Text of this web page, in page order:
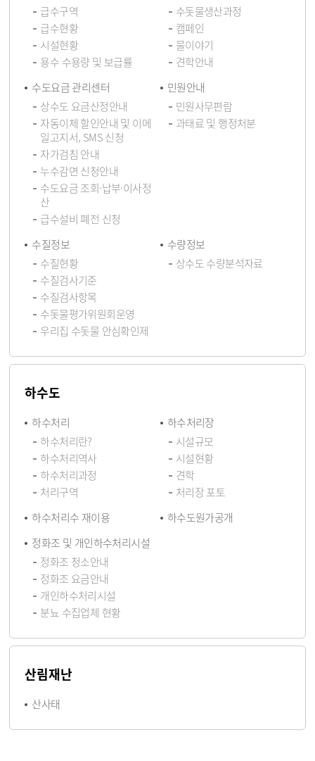
급수구역
급수현황
시설현황
용수 수용량 및 보급률
수돗물생산과정
캠페인
물이야기
견학안내
수도요금 관리센터
상수도 요금산정안내
자동이체 할인안내 및 이메
일고지서, SMS 신청
자가검침 안내
누수감면 신청안내
수도요금 조회·납부·이사정
산
급수설비 폐전 신청
민원안내
민원사무편람
과태료 및 행정처분
수질정보
수질현황
수질검사기준
수질검사항목
수돗물평가위원회운영
우리집 수돗물 안심확인제
수량정보
상수도 수량분석자료
하수도
하수처리
하수처리란?
하수처리역사
하수처리과정
처리구역
하수처리장
시설규모
시설현황
견학
처리장 포토
하수처리수 재이용
하수도원가공개
정화조 및 개인하수처리시설
정화조 청소안내
정화조 요금안내
개인하수처리시설
분뇨 수집업체 현황
산림재난
산사태